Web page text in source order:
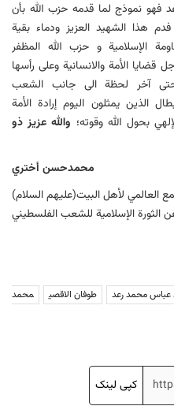
فهو نموذج لما قدمه حزب الله بأن
هذا الشهید العزیز ودماء بقیة
الإسلامیة و حزب الله المظفر
الأمة والانسانیة وعلی رأسها
آخر لحظة الی جانب الشعب
الذین یمثلون الیوم إرادة الأمة
بحول الله وقوته؛ والله عزیز ذو
محمدحسن أختري
العالمي لأهل البیت(علیهم السلام)
الثورة الإسلامیة للشعب الفلسطیني
عباس محمد رعد طوفان الاقصی
محمد
کپی لینک